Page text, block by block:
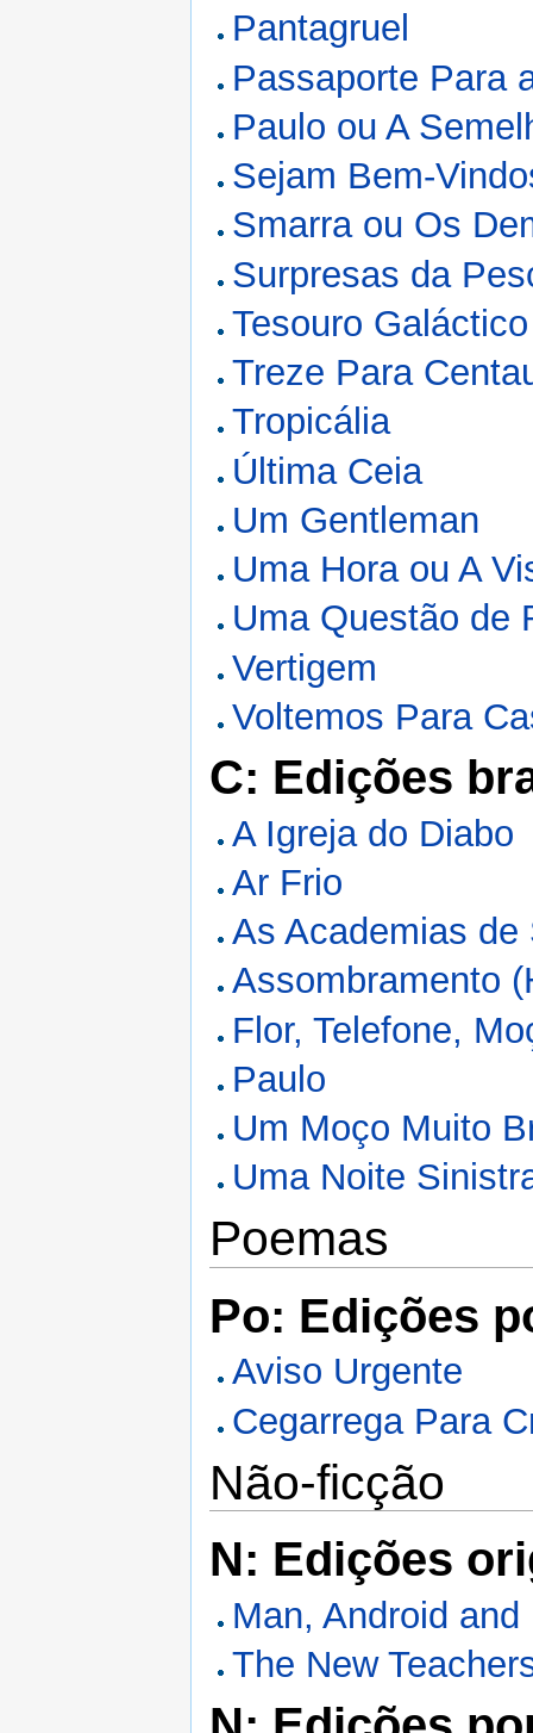
Pantagruel
Passaporte Para
Paulo ou A
Sejam Bem-
Smarra ou Os
Surpresas da
Tesouro Galáctico
Treze Para
Tropicália
Última Ceia
Um Gentleman
Uma Hora ou A
Uma Questão de
Vertigem
Voltemos Para
C: Edições
A Igreja do Diabo
Ar Frio
As Academias de
Assombramento
Flor, Telefone,
Paulo
Um Moço Muito
Uma Noite
Poemas
Po: Edições
Aviso Urgente
Cegarrega Para
Não-ficção
N: Edições
Man, Android and
The New